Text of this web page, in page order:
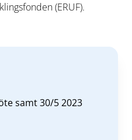
(ERUF).
samt 30/5 2023